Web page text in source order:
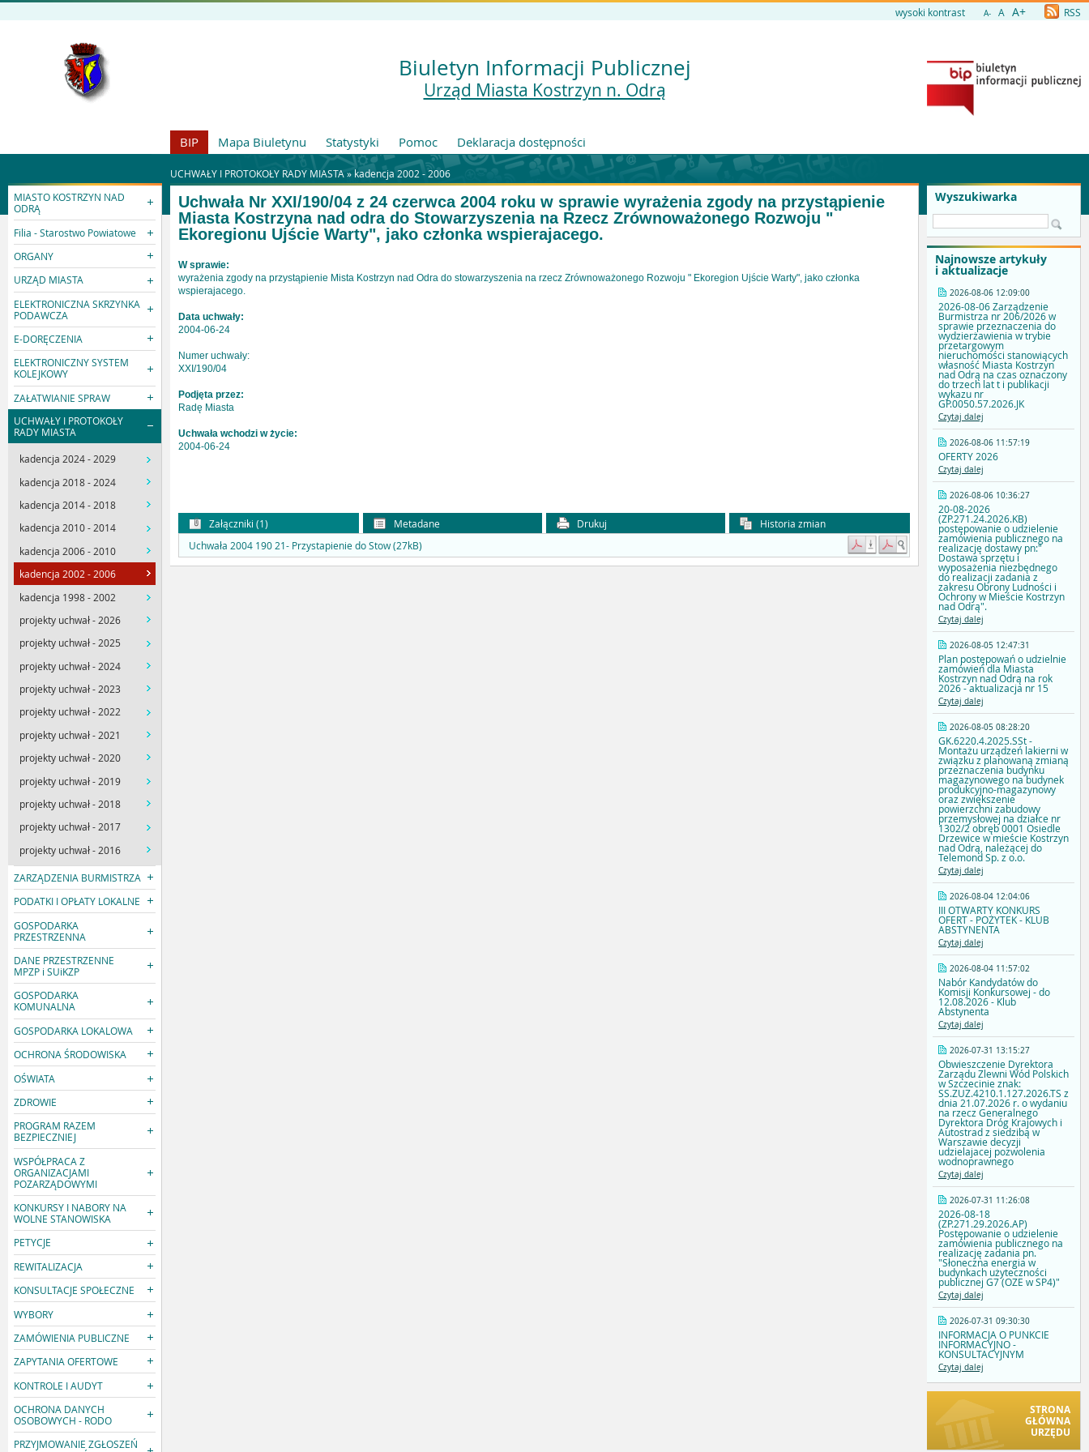
wysoki kontrast A- A A+ RSS
Biuletyn Informacji Publicznej
Urząd Miasta Kostrzyn n. Odrą
BIP Mapa Biuletynu Statystyki Pomoc Deklaracja dostępności
UCHWAŁY I PROTOKOŁY RADY MIASTA » kadencja 2002 - 2006
MIASTO KOSTRZYN NAD
ODRĄ
Filia - Starostwo Powiatowe
ORGANY
URZĄD MIASTA
ELEKTRONICZNA SKRZYNKA
PODAWCZA
E-DORĘCZENIA
ELEKTRONICZNY SYSTEM
KOLEJKOWY
ZAŁATWIANIE SPRAW
UCHWAŁY I PROTOKOŁY
RADY MIASTA
kadencja 2024 - 2029
kadencja 2018 - 2024
kadencja 2014 - 2018
kadencja 2010 - 2014
kadencja 2006 - 2010
kadencja 2002 - 2006
kadencja 1998 - 2002
projekty uchwał - 2026
projekty uchwał - 2025
projekty uchwał - 2024
projekty uchwał - 2023
projekty uchwał - 2022
projekty uchwał - 2021
projekty uchwał - 2020
projekty uchwał - 2019
projekty uchwał - 2018
projekty uchwał - 2017
projekty uchwał - 2016
ZARZĄDZENIA BURMISTRZA
PODATKI I OPŁATY LOKALNE
GOSPODARKA
PRZESTRZENNA
DANE PRZESTRZENNE
MPZP i SUiKZP
GOSPODARKA
KOMUNALNA
GOSPODARKA LOKALOWA
OCHRONA ŚRODOWISKA
OŚWIATA
ZDROWIE
PROGRAM RAZEM
BEZPIECZNIEJ
WSPÓŁPRACA Z
ORGANIZACJAMI
POZARZĄDOWYMI
KONKURSY I NABORY NA
WOLNE STANOWISKA
PETYCJE
REWITALIZACJA
KONSULTACJE SPOŁECZNE
WYBORY
ZAMÓWIENIA PUBLICZNE
ZAPYTANIA OFERTOWE
KONTROLE I AUDYT
OCHRONA DANYCH
OSOBOWYCH - RODO
PRZYJMOWANIE ZGŁOSZEŃ
Wyszukiwarka
Najnowsze artykuły
i aktualizacje
2026-08-06 12:09:00
2026-08-06 Zarządzenie
Burmistrza nr 206/2026 w
sprawie przeznaczenia do
wydzierżawienia w trybie
przetargowym
nieruchomości stanowiących
własność Miasta Kostrzyn
nad Odrą na czas oznaczony
do trzech lat t i publikacji
wykazu nr
GP.0050.57.2026.JK
Czytaj dalej
2026-08-06 11:57:19
OFERTY 2026
Czytaj dalej
2026-08-06 10:36:27
20-08-2026
(ZP.271.24.2026.KB)
postępowanie o udzielenie
zamówienia publicznego na
realizację dostawy pn:"
Dostawa sprzętu i
wyposażenia niezbędnego
do realizacji zadania z
zakresu Obrony Ludności i
Ochrony w Mieście Kostrzyn
nad Odrą".
Czytaj dalej
2026-08-05 12:47:31
Plan postępowań o udzielnie
zamówień dla Miasta
Kostrzyn nad Odrą na rok
2026 - aktualizacja nr 15
Czytaj dalej
2026-08-05 08:28:20
GK.6220.4.2025.SSt -
Montażu urządzeń lakierni w
związku z planowaną zmianą
przeznaczenia budynku
magazynowego na budynek
produkcyjno-magazynowy
oraz zwiększenie
powierzchni zabudowy
przemysłowej na działce nr
1302/2 obręb 0001 Osiedle
Drzewice w mieście Kostrzyn
nad Odrą, należącej do
Telemond Sp. z o.o.
Czytaj dalej
2026-08-04 12:04:06
III OTWARTY KONKURS
OFERT - POŻYTEK - KLUB
ABSTYNENTA
Czytaj dalej
2026-08-04 11:57:02
Nabór Kandydatów do
Komisji Konkursowej - do
12.08.2026 - Klub
Abstynenta
Czytaj dalej
2026-07-31 13:15:27
Obwieszczenie Dyrektora
Zarządu Zlewni Wód Polskich
w Szczecinie znak:
SS.ZUZ.4210.1.127.2026.TS z
dnia 21.07.2026 r. o wydaniu
na rzecz Generalnego
Dyrektora Dróg Krajowych i
Autostrad z siedzibą w
Warszawie decyzji
udzielajacej pozwolenia
wodnoprawnego
Czytaj dalej
2026-07-31 11:26:08
2026-08-18
(ZP.271.29.2026.AP)
Postępowanie o udzielenie
zamówienia publicznego na
realizację zadania pn.
"Słoneczna energia w
budynkach użyteczności
publicznej G7 (OZE w SP4)"
Czytaj dalej
2026-07-31 09:30:30
INFORMACJA O PUNKCIE
INFORMACYJNO -
KONSULTACYJNYM
Czytaj dalej
STRONA
GŁÓWNA
URZĘDU
Uchwała Nr XXI/190/04 z 24 czerwca 2004 roku w sprawie wyrażenia zgody na przystąpienie
Miasta Kostrzyna nad odra do Stowarzyszenia na Rzecz Zrównoważonego Rozwoju "
Ekoregionu Ujście Warty", jako członka wspierajacego.
W sprawie:
wyrażenia zgody na przystąpienie Mista Kostrzyn nad Odra do stowarzyszenia na rzecz Zrównoważonego Rozwoju " Ekoregion Ujście Warty", jako członka
wspierajacego.
Data uchwały:
2004-06-24
Numer uchwały:
XXI/190/04
Podjęta przez:
Radę Miasta
Uchwała wchodzi w życie:
2004-06-24
Załączniki (1) Metadane Drukuj
Historia zmian
Uchwała 2004 190 21- Przystapienie do Stow (27kB)